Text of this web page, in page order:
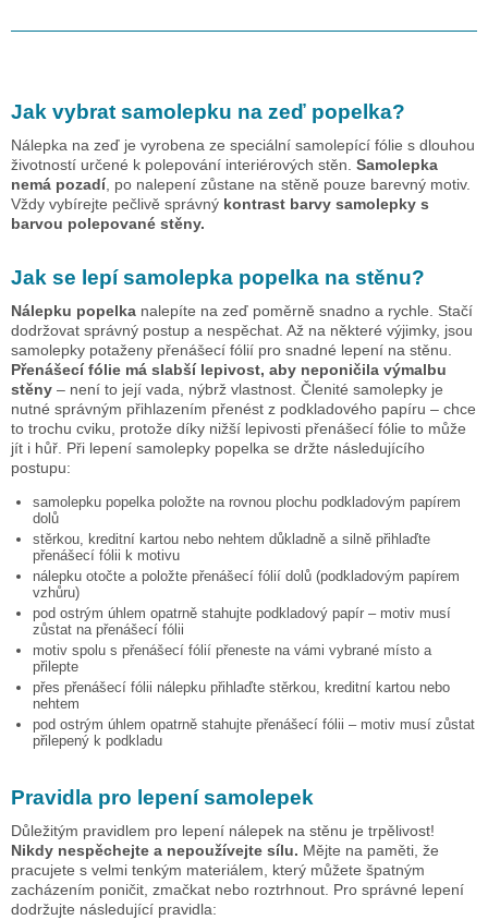
Jak vybrat samolepku na zeď popelka?
Nálepka na zeď je vyrobena ze speciální samolepící fólie s dlouhou
životností určené k polepování interiérových stěn. Samolepka
nemá pozadí, po nalepení zůstane na stěně pouze barevný motiv.
Vždy vybírejte pečlivě správný kontrast barvy samolepky s
barvou polepované stěny.
Jak se lepí samolepka popelka na stěnu?
Nálepku popelka nalepíte na zeď poměrně snadno a rychle. Stačí
dodržovat správný postup a nespěchat. Až na některé výjimky, jsou
samolepky potaženy přenášecí fólií pro snadné lepení na stěnu.
Přenášecí fólie má slabší lepivost, aby neponičila výmalbu
stěny – není to její vada, nýbrž vlastnost. Členité samolepky je
nutné správným přihlazením přenést z podkladového papíru – chce
to trochu cviku, protože díky nižší lepivosti přenášecí fólie to může
jít i hůř. Při lepení samolepky popelka se držte následujícího
postupu:
samolepku popelkapoložte na rovnou plochu podkladovým papírem
dolů
stěrkou, kreditní kartou nebo nehtem důkladně a silně přihlaďte
přenášecí fólii k motivu
nálepku otočte a položte přenášecí fólií dolů (podkladovým papírem
vzhůru)
pod ostrým úhlem opatrně stahujte podkladový papír – motiv musí
zůstat na přenášecí fólii
motiv spolu s přenášecí fólií přeneste na vámi vybrané místo a
přilepte
přes přenášecí fólii nálepku přihlaďte stěrkou, kreditní kartou nebo
nehtem
pod ostrým úhlem opatrně stahujte přenášecí fólii – motiv musí zůstat
přilepený k podkladu
Pravidla pro lepení samolepek
Důležitým pravidlem pro lepení nálepek na stěnu je trpělivost!
Nikdy nespěchejte a nepoužívejte sílu. Mějte na paměti, že
pracujete s velmi tenkým materiálem, který můžete špatným
zacházením poničit, zmačkat nebo roztrhnout. Pro správné lepení
dodržujte následující pravidla: